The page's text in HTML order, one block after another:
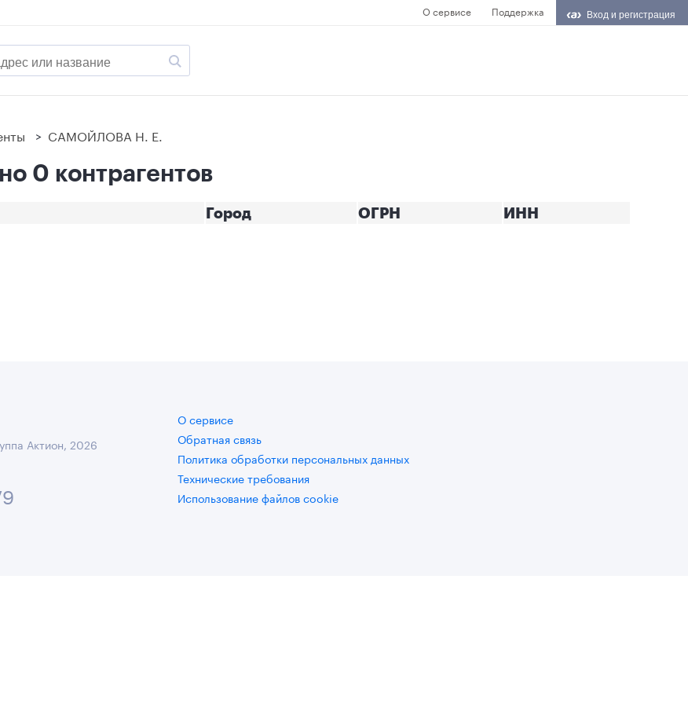
О сервисе Поддержка Вход и регистрация
> САМОЙЛОВА Н. Е.
0 контрагентов
Город ОГРН ИНН
Актион, 2026
О сервисе
Обратная связь
Политика обработки персональных данных
Технические требования
Использование файлов cookie